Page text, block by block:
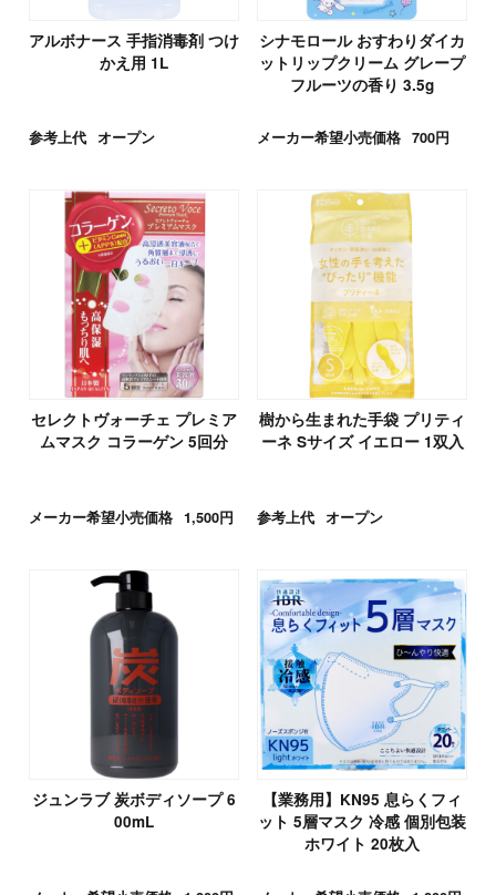
アルボナース 手指消毒剤 つけ
かえ用 1L
参考上代 オープン
シナモロール おすわりダイカ
ットリップクリーム グレープ
フルーツの香り 3.5g
メーカー希望小売価格 700円
セレクトヴォーチェ プレミア
ムマスク コラーゲン 5回分
メーカー希望小売価格 1,500円
樹から生まれた手袋 プリティ
ーネ Sサイズ イエロー 1双入
参考上代 オープン
ジュンラブ 炭ボディソープ 6
00mL
【業務用】KN95 息らくフィ
ット 5層マスク 冷感 個別包装
ホワイト 20枚入